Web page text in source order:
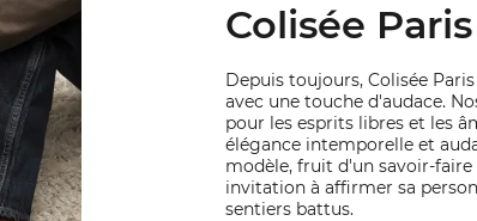
Colisée Paris
Depuis toujours, Colisée
avec une touche d'audace.
pour les esprits libres et les
élégance intemporelle et
modèle, fruit d'un savoir-faire
invitation à affirmer sa
sentiers battus.